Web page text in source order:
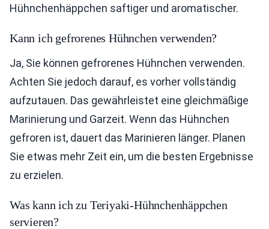
Hühnchenhäppchen saftiger und aromatischer.
Kann ich gefrorenes Hühnchen verwenden?
Ja, Sie können gefrorenes Hühnchen verwenden.
Achten Sie jedoch darauf, es vorher vollständig
aufzutauen. Das gewährleistet eine gleichmäßige
Marinierung und Garzeit. Wenn das Hühnchen
gefroren ist, dauert das Marinieren länger. Planen
Sie etwas mehr Zeit ein, um die besten Ergebnisse
zu erzielen.
Was kann ich zu Teriyaki-Hühnchenhäppchen
servieren?